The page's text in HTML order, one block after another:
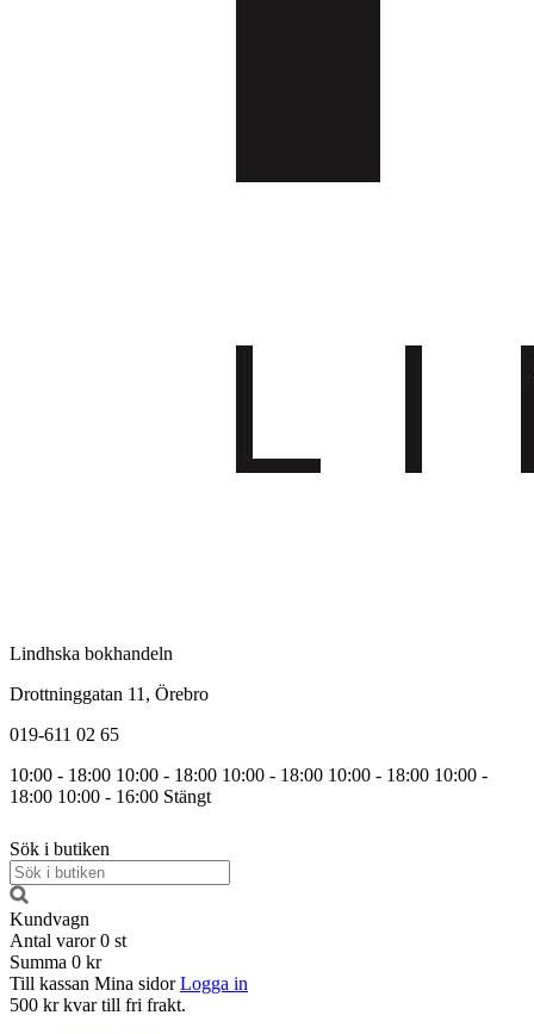
Lindhska bokhandeln
Drottninggatan 11, Örebro
019-611 02 65
10:00 - 18:00 10:00 - 18:00 10:00 - 18:00 10:00 - 18:00 10:00 -
18:00 10:00 - 16:00 Stängt
Sök i butiken
Kundvagn
Antal varor 0 st
Summa 0 kr
Till kassan Mina sidor Logga in
500 kr kvar till fri frakt.